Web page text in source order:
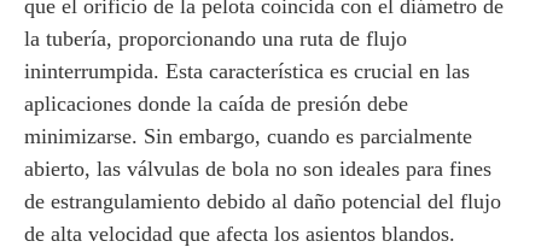
que el orificio de la pelota coincida con el diámetro de
la tubería, proporcionando una ruta de flujo
ininterrumpida. Esta característica es crucial en las
aplicaciones donde la caída de presión debe
minimizarse. Sin embargo, cuando es parcialmente
abierto, las válvulas de bola no son ideales para fines
de estrangulamiento debido al daño potencial del flujo
de alta velocidad que afecta los asientos blandos.